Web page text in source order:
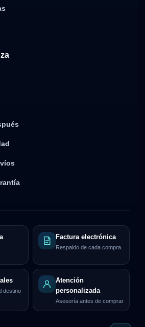
Factura electrónica
Respaldo de cada compra
destino
Atención
personalizada
Asesoría antes de comprar